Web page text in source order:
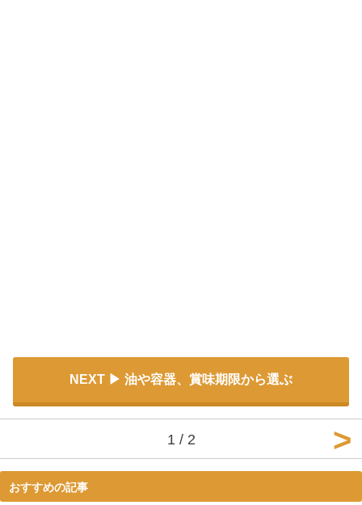
NEXT 油や容器、賞味期限から選ぶ
1 / 2
おすすめの記事